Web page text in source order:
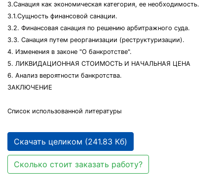
3.Санация как экономическая категория, ее необходимость.
3.1.Сущность финансовой санации.
3.2. Финансовая санация по решению арбитражного суда.
3.3. Санация путем реорганизации (реструктуризации).
4. Изменения в законе "О банкротстве".
5. ЛИКВИДАЦИОННАЯ СТОИМОСТЬ И НАЧАЛЬНАЯ ЦЕНА
6. Анализ вероятности банкротства.
ЗАКЛЮЧЕНИЕ
Список использованной литературы
Скачать целиком (241.83 Кб)
Сколько стоит заказать работу?